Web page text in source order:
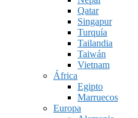
Qatar
Singapur
Turquía
Tailandia
Taiwán
Vietnam
África
Egipto
Marruecos
Europa